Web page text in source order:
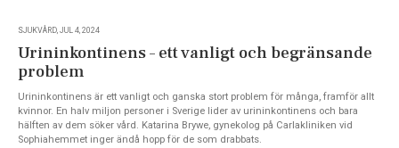
SJUKVÅRD, JUL 4, 2024
Urininkontinens – ett vanligt och begränsande
problem
Urininkontinens är ett vanligt och ganska stort problem för många, framför allt
kvinnor. En halv miljon personer i Sverige lider av urininkontinens och bara
hälften av dem söker vård. Katarina Brywe, gynekolog på Carlakliniken vid
Sophiahemmet inger ändå hopp för de som drabbats.